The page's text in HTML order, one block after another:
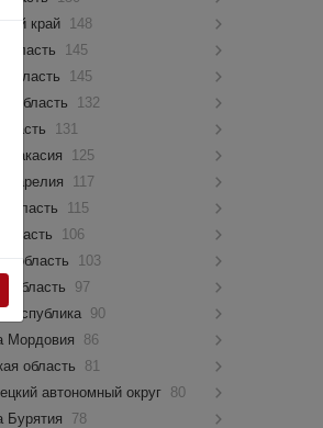
край 148
область
145
область
145
область
132
131
Хакасия
125
Карелия
117
область
115
106
область
103
область
97
Республика
90
Мордовия
86
область
81
автономный округ
80
Бурятия
78